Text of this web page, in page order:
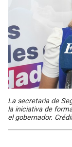
La secretaria de
la iniciativa de
el gobernador.